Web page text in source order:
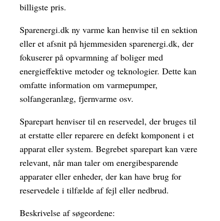
billigste pris.
Sparenergi.dk ny varme kan henvise til en sektion
eller et afsnit på hjemmesiden sparenergi.dk, der
fokuserer på opvarmning af boliger med
energieffektive metoder og teknologier. Dette kan
omfatte information om varmepumper,
solfangeranlæg, fjernvarme osv.
Sparepart henviser til en reservedel, der bruges til
at erstatte eller reparere en defekt komponent i et
apparat eller system. Begrebet sparepart kan være
relevant, når man taler om energibesparende
apparater eller enheder, der kan have brug for
reservedele i tilfælde af fejl eller nedbrud.
Beskrivelse af søgeordene: